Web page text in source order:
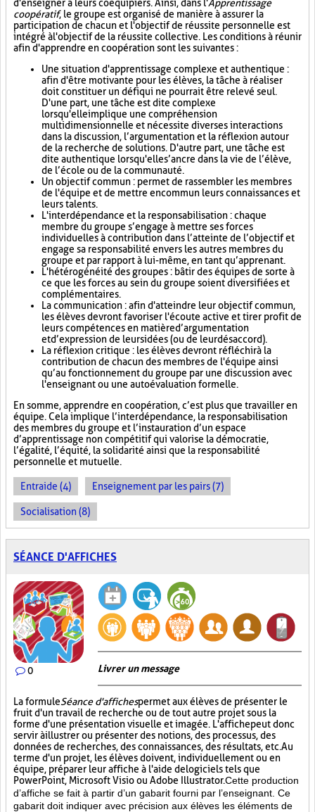
d'enseigner à leurs coéquipiers. Ainsi, dans l'Apprentissage
coopératif, le groupe est organisé de manière à assurer la
participation de chacun et l'objectif de réussite personnelle est
intégré à l'objectif de la réussite collective. Les conditions à réunir
afin d'apprendre en coopération sont les suivantes :
Une situation d'apprentissage complexe et authentique :
afin d'être motivante pour les élèves, la tâche à réaliser
doit constituer un défi qui ne pourrait être relevé seul.
D'une part, une tâche est dite complexe
lorsqu'elle implique une compréhension
multidimensionnelle et nécessite diverses interactions
dans la discussion, l’argumentation et la réflexion autour
de la recherche de solutions. D'autre part, une tâche est
dite authentique lorsqu'elle s’ancre dans la vie de l’élève,
de l’école ou de la communauté.
Un objectif commun : permet de rassembler les membres
de l'équipe et de mettre en commun leurs connaissances et
leurs talents.
L'interdépendance et la responsabilisation : chaque
membre du groupe s’engage à mettre ses forces
individuelles à contribution dans l’atteinte de l’objectif et
engage sa responsabilité envers les autres membres du
groupe et par rapport à lui-même, en tant qu’apprenant.
L'hétérogénéité des groupes : bâtir des équipes de sorte à
ce que les forces au sein du groupe soient diversifiées et
complémentaires.
La communication : afin d'atteindre leur objectif commun,
les élèves devront favoriser l'écoute active et tirer profit de
leurs compétences en matière d’argumentation
et d’expression de leurs idées (ou de leur désaccord).
La réflexion critique : les élèves devront réfléchir à la
contribution de chacun des membres de l'équipe ainsi
qu’au fonctionnement du groupe par une discussion avec
l'enseignant ou une autoévaluation formelle.
En somme, apprendre en coopération, c’est plus que travailler en
équipe. Cela implique l’interdépendance, la responsabilisation
des membres du groupe et l’instauration d’un espace
d’apprentissage non compétitif qui valorise la démocratie,
l’égalité, l’équité, la solidarité ainsi que la responsabilité
personnelle et mutuelle.
Entraide (4) Enseignement par les pairs (7)
Socialisation (8)
SÉANCE D'AFFICHES
0 Livrer un message
La formuleSéance d'affichespermet aux élèves de présenter le
fruit d'un travail de recherche ou de tout autre projet sous la
forme d'une présentation visuelle et imagée. L'affichepeut donc
servir à illustrer ou présenter des notions, des processus, des
données de recherches, des connaissances, des résultats, etc. Au
terme d'un projet, les élèves doivent, individuellement ou en
équipe, préparer leur affiche à l'aide de logiciels tels que
PowerPoint, Microsoft Visio ou Adobe Illustrator.Cette production
d’affiche se fait à partir d’un gabarit fourni par l’enseignant. Ce
gabarit doit indiquer avec précision aux élèves les éléments de